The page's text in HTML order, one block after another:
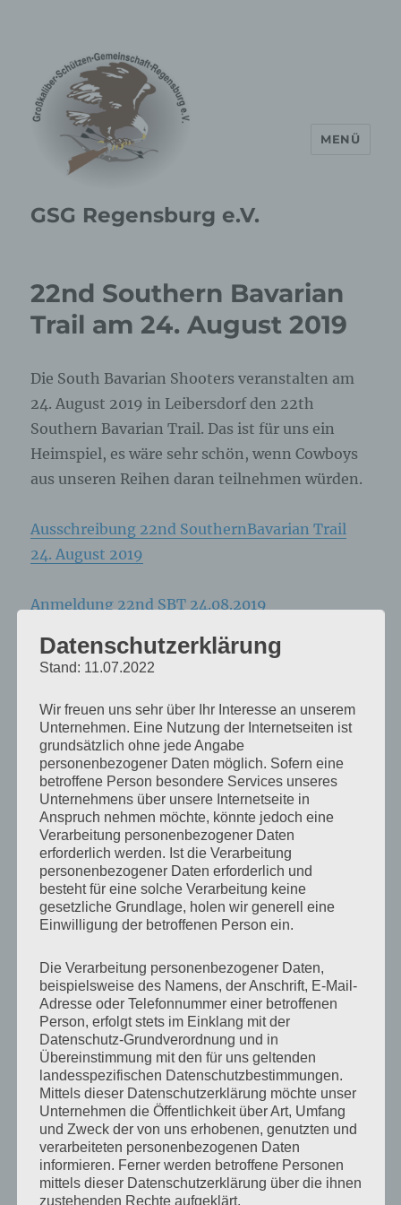
GSG Regensburg e.V.
MENÜ
22nd Southern Bavarian
Trail am 24. August 2019
Die South Bavarian Shooters veranstalten am
24. August 2019 in Leibersdorf den 22th
Southern Bavarian Trail. Das ist für uns ein
Heimspiel, es wäre sehr schön, wenn Cowboys
aus unseren Reihen daran teilnehmen würden.
Ausschreibung 22nd SouthernBavarian Trail
24. August 2019
Anmeldung 22nd SBT 24.08.2019
Autor
Webmaster
Veröffentlicht
am
10. Juli 2019 Kategorien
CAS,Westernschießen
Beitragsnavigation
ZURÜCK
Vorheriger
Beitrag:
31. Shooting am Geiersberg
WEITER
Nächster
Beitrag:
Wurfscheibenschießen Juli 19
NEUESTE BEITRÄGE
Neuer Schießstand ab Januar 2026
Ein letzter Gruß…..
2G+ am Stand
Ab sofort 2G!
34. Shooting am Geiersberg
Datenschutzerklärung
Stand: 11.07.2022
Wir freuen uns sehr über Ihr Interesse an unserem
Unternehmen. Eine Nutzung der Internetseiten ist
grundsätzlich ohne jede Angabe
personenbezogener Daten möglich. Sofern eine
betroffene Person besondere Services unseres
Unternehmens über unsere Internetseite in
Anspruch nehmen möchte, könnte jedoch eine
Verarbeitung personenbezogener Daten
erforderlich werden. Ist die Verarbeitung
personenbezogener Daten erforderlich und
besteht für eine solche Verarbeitung keine
gesetzliche Grundlage, holen wir generell eine
Einwilligung der betroffenen Person ein.
Die Verarbeitung personenbezogener Daten,
beispielsweise des Namens, der Anschrift, E-Mail-
Adresse oder Telefonnummer einer betroffenen
Person, erfolgt stets im Einklang mit der
Datenschutz-Grundverordnung und in
Übereinstimmung mit den für uns geltenden
landesspezifischen Datenschutzbestimmungen.
Mittels dieser Datenschutzerklärung möchte unser
Unternehmen die Öffentlichkeit über Art, Umfang
und Zweck der von uns erhobenen, genutzten und
verarbeiteten personenbezogenen Daten
informieren. Ferner werden betroffene Personen
mittels dieser Datenschutzerklärung über die ihnen
zustehenden Rechte aufgeklärt.